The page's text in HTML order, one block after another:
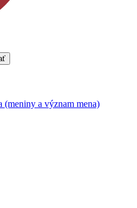
(meniny a význam mena)